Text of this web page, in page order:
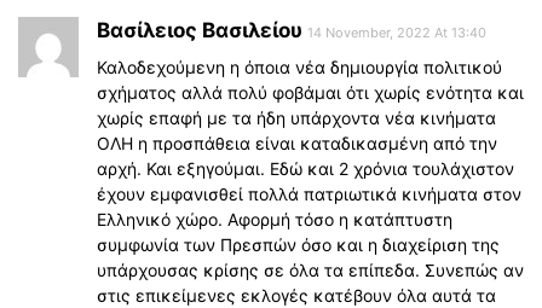
Βασίλειος Βασιλείου 14 November, 2022 At 13:40
Καλοδεχούμενη η όποια νέα δημιουργία πολιτικού
σχήματος αλλά πολύ φοβάμαι ότι χωρίς ενότητα και
χωρίς επαφή με τα ήδη υπάρχοντα νέα κινήματα
ΟΛΗ η προσπάθεια είναι καταδικασμένη από την
αρχή. Και εξηγούμαι. Εδώ και 2 χρόνια τουλάχιστον
έχουν εμφανισθεί πολλά πατριωτικά κινήματα στον
Ελληνικό χώρο. Αφορμή τόσο η κατάπτυστη
συμφωνία των Πρεσπών όσο και η διαχείριση της
υπάρχουσας κρίσης σε όλα τα επίπεδα. Συνεπώς αν
στις επικείμενες εκλογές κατέβουν όλα αυτά τα